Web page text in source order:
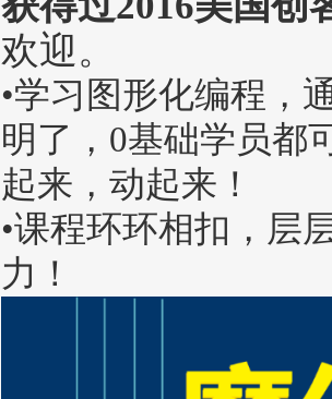
欢迎。
•学习图形化编程，
明了，0基础学员都
起来，动起来！
•课程环环相扣，层
力！